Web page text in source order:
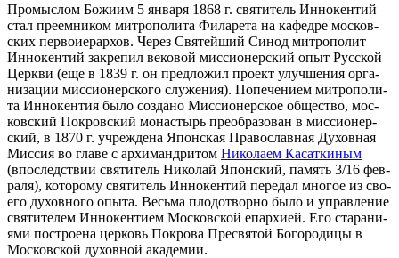
Про­мыс­лом Бо­жи­им 5 ян­ва­ря 1868 г. свя­ти­тель Ин­но­кен­тий
стал пре­ем­ни­ком мит­ро­по­ли­та Фила­ре­та на ка­фед­ре мос­ков­
ских пер­во­и­е­рар­хов. Через Свя­тей­ший Си­нод мит­ро­по­лит
Ин­но­кен­тий за­кре­пил ве­ко­вой мис­си­о­нер­ский опыт Рус­ской
Церк­ви (еще в 1839 г. он пред­ло­жил про­ект улуч­ше­ния ор­га­
ни­за­ции мис­си­о­нер­ско­го слу­же­ния). По­пе­че­ни­ем мит­ро­по­ли­
та Ин­но­кен­тия бы­ло со­зда­но Мис­си­о­нер­ское об­ще­ство, мос­
ков­ский По­кров­ский мо­на­стырь пре­об­ра­зо­ван в мис­си­о­нер­
ский, в 1870 г. учре­жде­на Япон­ская Пра­во­слав­ная Ду­хов­ная
Мис­сия во гла­ве с ар­хи­манд­ри­том Ни­ко­ла­ем Ка­сат­ки­ным
(впо­след­ствии свя­ти­тель Ни­ко­лай Япон­ский, па­мять 3/16 фев­
ра­ля), ко­то­ро­му свя­ти­тель Ин­но­кен­тий пе­ре­дал мно­гое из сво­
е­го ду­хов­но­го опы­та. Весь­ма пло­до­твор­но бы­ло и управ­ле­ние
свя­ти­те­лем Ин­но­кен­ти­ем Мос­ков­ской епар­хи­ей. Его ста­ра­ни­
я­ми по­стро­е­на цер­ковь По­кро­ва Пре­свя­той Бо­го­ро­ди­цы в
Мос­ков­ской ду­хов­ной ака­де­мии.